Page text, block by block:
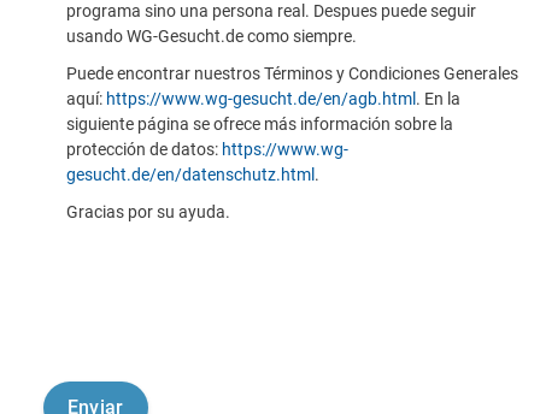
programa sino una persona real. Despues puede seguir
usando WG-Gesucht.de como siempre.
Puede encontrar nuestros Términos y Condiciones Generales
aquí: https://www.wg-gesucht.de/en/agb.html . En la
siguiente página se ofrece más información sobre la
protección de datos: https://www.wg-
gesucht.de/en/datenschutz.html .
Gracias por su ayuda.